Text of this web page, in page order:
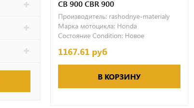
CB 900 CBR 900
Производитель: rashodnye-materialy
Марка мотоцикла: Honda
Состояние Condition: Новое
1167.61 руб
В КОРЗИНУ